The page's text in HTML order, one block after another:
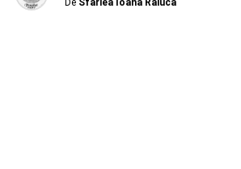
De Sfarlea Ioana Raluca